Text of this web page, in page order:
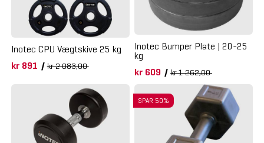
Inotec CPU Vægtskive 25 kg
kr 891 / kr 2 083,00
Inotec Bumper Plate | 20-25
kg
kr 609 / kr 1 262,00
SPAR 50%